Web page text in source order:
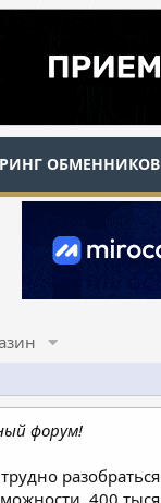
ОБМЕННИКОВ
форум!
400